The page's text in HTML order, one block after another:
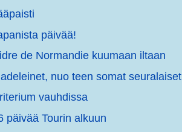
päivää!
de Normandie kuumaan iltaan
nuo teen somat seuralaiset
vauhdissa
päivää Tourin alkuun